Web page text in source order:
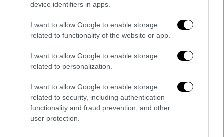
device identifiers in apps.
I want to allow Google to enable storage
related to functionality of the website or app.
I want to allow Google to enable storage
related to personalization.
I want to allow Google to enable storage
related to security, including authentication
functionality and fraud prevention, and other
user protection.
μαγειρική και κατά καιρούς έχει ενθουσιάσει
τους διαδικτυακούς της φίλους με τις
συνταγές της. Αυτή τη φορά, η
τραγουδίστρια έφτιαξε το… «απόλυτο
τσουρέκι», το οποίο κάθε χρόνο γίνεται
ανάρπαστο.